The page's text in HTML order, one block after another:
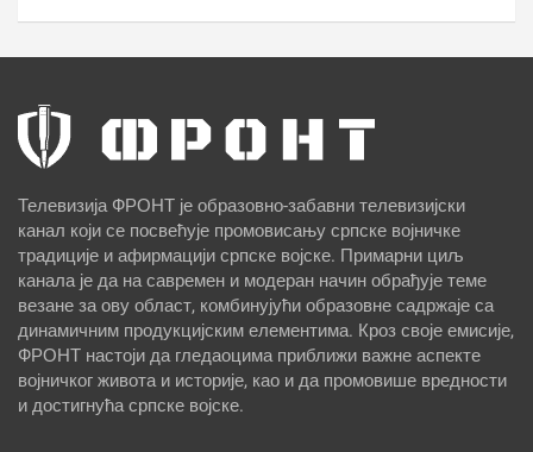
Телевизија ФРОНТ је образовно-забавни телевизијски
канал који се посвећује промовисању српске војничке
традиције и афирмацији српске војске. Примарни циљ
канала је да на савремен и модеран начин обрађује теме
везане за ову област, комбинујући образовне садржаје са
динамичним продукцијским елементима. Кроз своје емисије,
ФРОНТ настоји да гледаоцима приближи важне аспекте
војничког живота и историје, као и да промовише вредности
и достигнућа српске војске.